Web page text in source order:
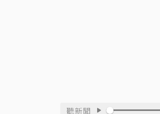
聽新聞